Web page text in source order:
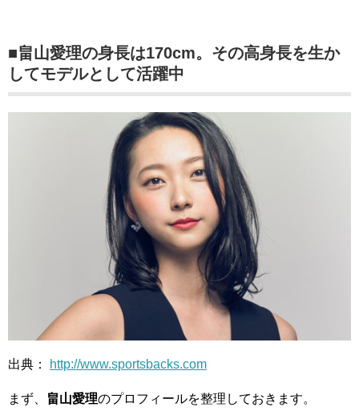
■畠山愛理の身長は170cm。その高身長を生か
してモデルとして活躍中
出典： http://www.sportsbacks.com
まず、 畠山愛理のプロフィールを整理しておきます。